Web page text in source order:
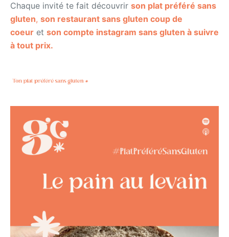
Chaque invité te fait découvrir son plat préféré sans
gluten, son restaurant sans gluten coup de
coeur et son compte instagram sans gluten à suivre
à tout prix.